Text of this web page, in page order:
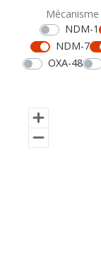
NDM-1
NDM-7
OXA-48